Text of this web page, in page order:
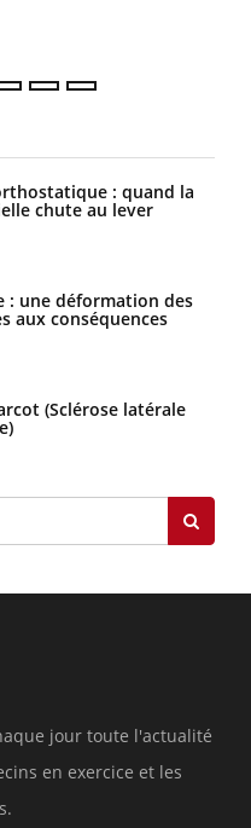
: quand la
chute au lever
: une déformation des
aux conséquences
(Sclérose latérale
jour toute l'actualité
en exercice et les